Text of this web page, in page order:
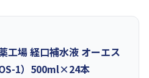
工場 経口補水液 オーエス
1）500ml×24本